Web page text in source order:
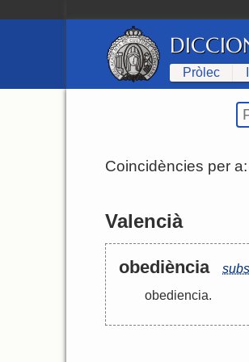
Pròlec
Coincidències per a:
Valencià
obediència
obediencia.